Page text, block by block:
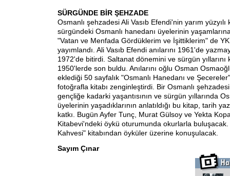
SÜRGÜNDE BİR ŞEHZADE
Osmanlı şehzadesi Ali Vasıb Efendi'nin yarım
sürgündeki Osmanlı hanedanı üyelerinin yaşamlarına
"Vatan ve Menfada Gördüklerim ve İşittiklerim" de
yayımlandı. Ali Vasıb Efendi anılarını 1961'de
1972'de bitirdi. Saltanat dönemini ve sürgün yıllarını
1950'lerde son buldu. Anılarını oğlu Osman
eklediği 50 sayfalık "Osmanlı Hanedanı ve
fotoğrafla kitabı zenginleştirdi. Bir Osmanlı
gençliğe kadarki yaşantısının ve sürgün yıllarında
üyelerinin yaşadıklarının anlatıldığı bu kitap, tarih
katkı. Bugün Ayfer Tunç, Murat Gülsoy ve Yekta
Kitabevi'ndeki öykü oturumunda okurlarla
Kahvesi" kitabından öyküler üzerine konuşulacak.
Sayım Çınar